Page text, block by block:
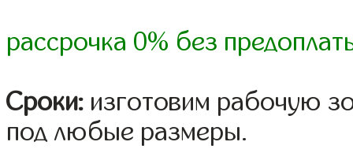
рассрочка 0% без
Сроки: изготовим рабочую
под любые размеры.